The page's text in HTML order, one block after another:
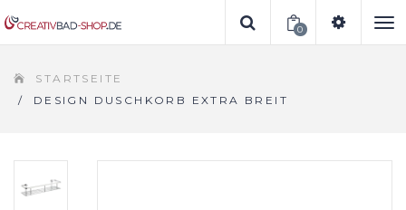
0
STARTSEITE
/
DESIGN DUSCHKORB EXTRA BREIT